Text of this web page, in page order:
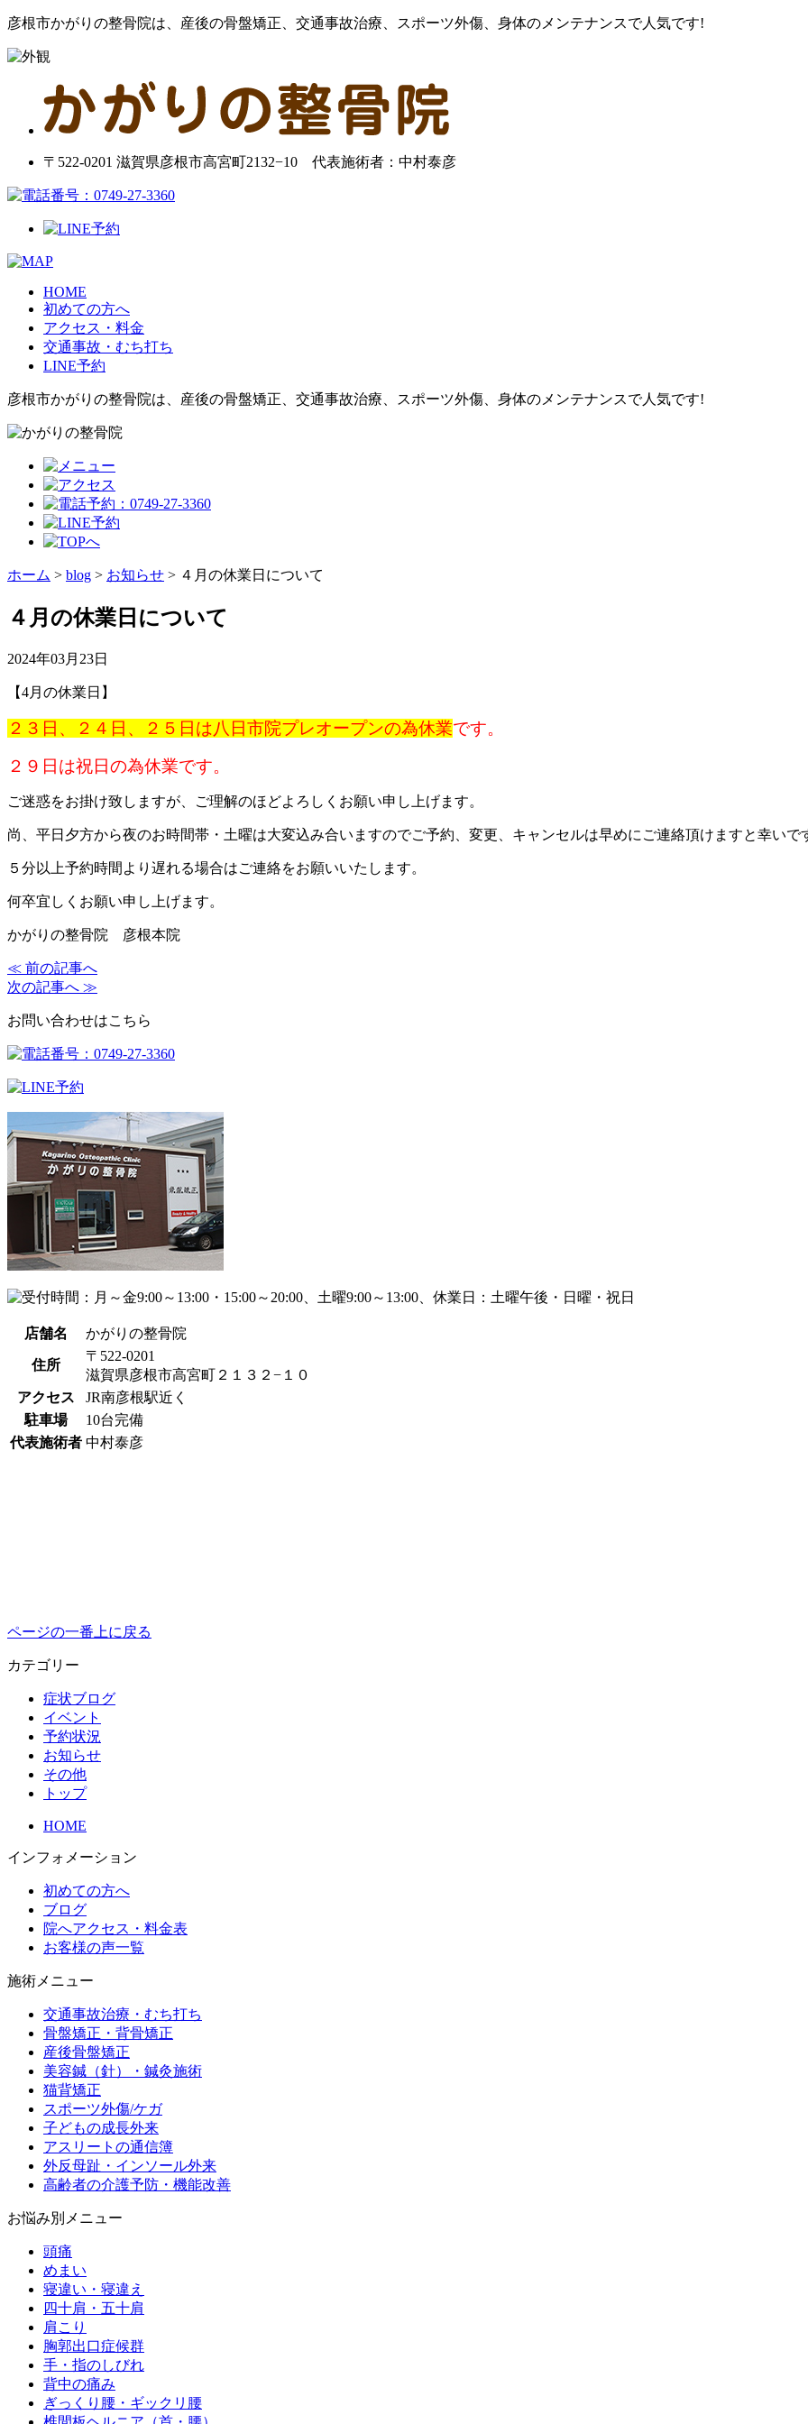
彦根市かがりの整骨院は、産後の骨盤矯正、交通事故治療、スポーツ外傷、身体のメンテナンスで人気です!
〒522-0201 滋賀県彦根市高宮町2132−10 代表施術者：中村泰彦
HOME
初めての方へ
アクセス・料金
交通事故・むち打ち
LINE予約
彦根市かがりの整骨院は、産後の骨盤矯正、交通事故治療、スポーツ外傷、身体のメンテナンスで人気です!
ホーム > blog > お知らせ > ４月の休業日について
４月の休業日について
2024年03月23日
【4月の休業日】
２３日、２４日、２５日は八日市院プレオープンの為休業です。
２９日は祝日の為休業です。
ご迷惑をお掛け致しますが、ご理解のほどよろしくお願い申し上げます。
尚、平日夕方から夜のお時間帯・土曜は大変込み合いますのでご予約、変更、キャンセルは早めにご連絡頂けますと幸いで
５分以上予約時間より遅れる場合はご連絡をお願いいたします。
何卒宜しくお願い申し上げます。
かがりの整骨院 彦根本院
≪ 前の記事へ
次の記事へ ≫
お問い合わせはこちら
店舗名 かがりの整骨院
住所
〒522-0201
滋賀県彦根市高宮町２１３２−１０
アクセス
JR南彦根駅近く
駐車場
10台完備
代表施術者 中村泰彦
ページの一番上に戻る
カテゴリー
症状ブログ
イベント
予約状況
お知らせ
その他
トップ
HOME
インフォメーション
初めての方へ
ブログ
院へアクセス・料金表
お客様の声一覧
施術メニュー
交通事故治療・むち打ち
骨盤矯正・背骨矯正
産後骨盤矯正
美容鍼（針）・鍼灸施術
猫背矯正
スポーツ外傷/ケガ
子どもの成長外来
アスリートの通信簿
外反母趾・インソール外来
高齢者の介護予防・機能改善
お悩み別メニュー
頭痛
めまい
寝違い・寝違え
四十肩・五十肩
肩こり
胸郭出口症候群
手・指のしびれ
背中の痛み
ぎっくり腰・ギックリ腰